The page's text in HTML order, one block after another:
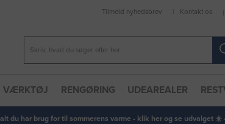
Tilmeld nyhedsbrev Kontakt os
VÆRKTØJ RENGØRING UDEAREALER
du har brug for til sommerens varme - klik her og se udvalget ☀️ ·